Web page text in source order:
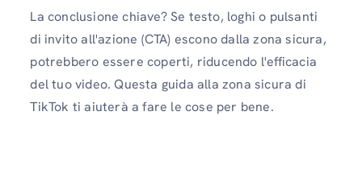
La conclusione chiave? Se testo, loghi o pulsanti
di invito all'azione (CTA) escono dalla zona sicura,
potrebbero essere coperti, riducendo l'efficacia
del tuo video. Questa guida alla zona sicura di
TikTok ti aiuterà a fare le cose per bene.